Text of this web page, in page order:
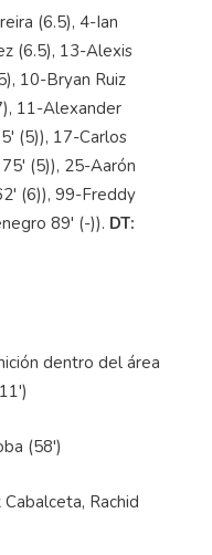
(6.5), 4-Ian
(6.5), 13-Alexis
10-Bryan Ruiz
11-Alexander
(5)), 17-Carlos
(5)), 25-Aarón
(6)), 99-Freddy
89' (-)). DT:
dentro del área
(58')
Cabalceta, Rachid